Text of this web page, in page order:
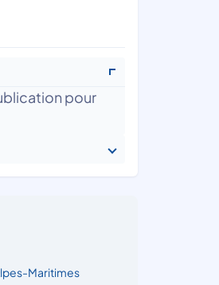
pour
Maritimes